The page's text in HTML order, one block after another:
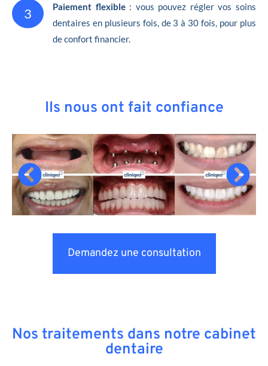
3 Paiement flexible: vous pouvez régler vos soins
dentaires en plusieurs fois, de 3 à 30 fois, pour plus
de confort financier.
Ils nous ont fait confiance
Demandez une consultation
Nos traitements dans notre cabinet
dentaire